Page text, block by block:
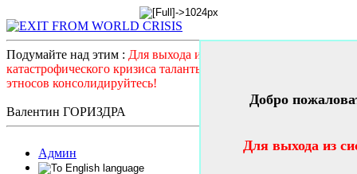
Подумайте над этим : Для выхода из системного
катастрофического кризиса таланты и гении всех стран и
этносов консолидируйтесь!
Валентин ГОРИЗДРА
Админ
Добро
Для выхода из